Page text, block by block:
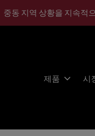
중동 지역 상황을 지속적
제품 시